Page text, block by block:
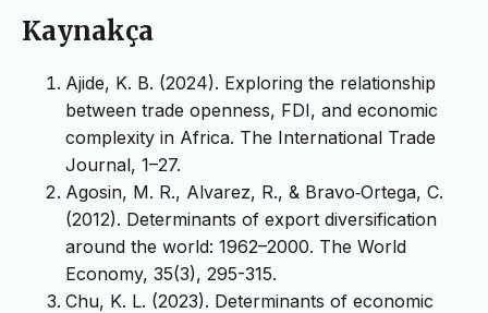
Kaynakça
Ajide, K. B. (2024). Exploring the relationship
between trade openness, FDI, and economic
complexity in Africa. The International Trade
Journal, 1–27.
Agosin, M. R., Alvarez, R., & Bravo‐Ortega, C.
(2012). Determinants of export diversification
around the world: 1962–2000. The World
Economy, 35(3), 295-315.
Chu, K. L. (2023). Determinants of economic